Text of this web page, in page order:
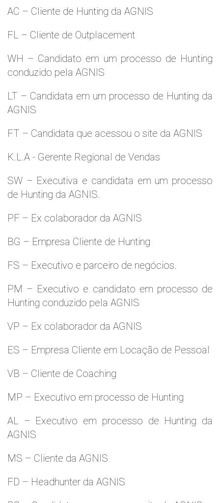
AC – Cliente de Hunting da AGNIS
FL – Cliente de Outplacement
WH – Candidato em um processo de Hunting
conduzido pela AGNIS
LT – Candidata em um processo de Hunting da
AGNIS
FT – Candidata que acessou o site da AGNIS
K.L.A - Gerente Regional de Vendas
SW – Executiva e candidata em um processo
de Hunting da AGNIS.
PF – Ex colaborador da AGNIS
BG – Empresa Cliente de Hunting
FS – Executivo e parceiro de negócios.
PM – Executivo e candidato em processo de
Hunting conduzido pela AGNIS
VP – Ex colaborador da AGNIS
ES – Empresa Cliente em Locação de Pessoal
VB – Cliente de Coaching
MP – Executivo em processo de Hunting
AL – Executivo em processo de Hunting da
AGNIS
MS – Cliente da AGNIS
FD – Headhunter da AGNIS